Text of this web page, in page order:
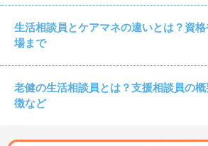
生活相談員とケアマネの違いとは？資
場まで
老健の生活相談員とは？支援相談員の
徴など